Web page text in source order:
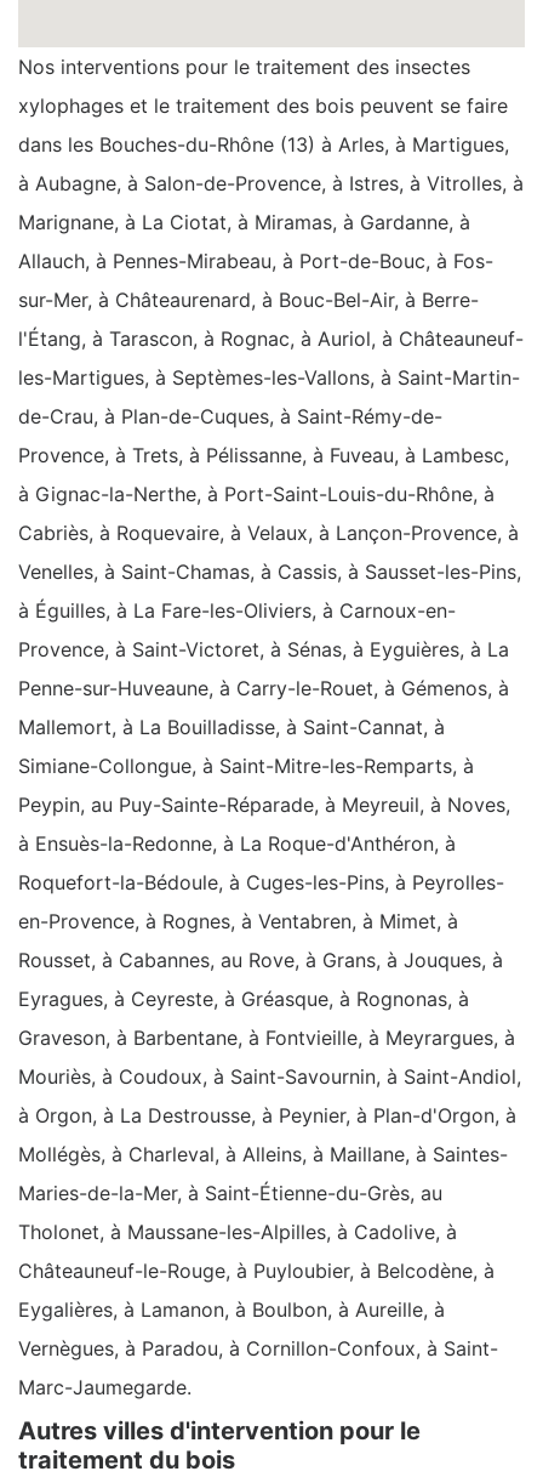
Nos interventions pour le traitement des insectes
xylophages et le traitement des bois peuvent se faire
dans les Bouches-du-Rhône (13) à Arles, à Martigues,
à Aubagne, à Salon-de-Provence, à Istres, à Vitrolles, à
Marignane, à La Ciotat, à Miramas, à Gardanne, à
Allauch, à Pennes-Mirabeau, à Port-de-Bouc, à Fos-
sur-Mer, à Châteaurenard, à Bouc-Bel-Air, à Berre-
l'Étang, à Tarascon, à Rognac, à Auriol, à Châteauneuf-
les-Martigues, à Septèmes-les-Vallons, à Saint-Martin-
de-Crau, à Plan-de-Cuques, à Saint-Rémy-de-
Provence, à Trets, à Pélissanne, à Fuveau, à Lambesc,
à Gignac-la-Nerthe, à Port-Saint-Louis-du-Rhône, à
Cabriès, à Roquevaire, à Velaux, à Lançon-Provence, à
Venelles, à Saint-Chamas, à Cassis, à Sausset-les-Pins,
à Éguilles, à La Fare-les-Oliviers, à Carnoux-en-
Provence, à Saint-Victoret, à Sénas, à Eyguières, à La
Penne-sur-Huveaune, à Carry-le-Rouet, à Gémenos, à
Mallemort, à La Bouilladisse, à Saint-Cannat, à
Simiane-Collongue, à Saint-Mitre-les-Remparts, à
Peypin, au Puy-Sainte-Réparade, à Meyreuil, à Noves,
à Ensuès-la-Redonne, à La Roque-d'Anthéron, à
Roquefort-la-Bédoule, à Cuges-les-Pins, à Peyrolles-
en-Provence, à Rognes, à Ventabren, à Mimet, à
Rousset, à Cabannes, au Rove, à Grans, à Jouques, à
Eyragues, à Ceyreste, à Gréasque, à Rognonas, à
Graveson, à Barbentane, à Fontvieille, à Meyrargues, à
Mouriès, à Coudoux, à Saint-Savournin, à Saint-Andiol,
à Orgon, à La Destrousse, à Peynier, à Plan-d'Orgon, à
Mollégès, à Charleval, à Alleins, à Maillane, à Saintes-
Maries-de-la-Mer, à Saint-Étienne-du-Grès, au
Tholonet, à Maussane-les-Alpilles, à Cadolive, à
Châteauneuf-le-Rouge, à Puyloubier, à Belcodène, à
Eygalières, à Lamanon, à Boulbon, à Aureille, à
Vernègues, à Paradou, à Cornillon-Confoux, à Saint-
Marc-Jaumegarde.
Autres villes d'intervention pour le
traitement du bois